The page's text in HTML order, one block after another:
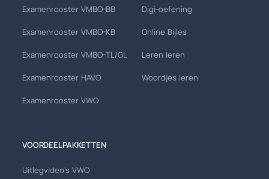
Examenrooster VMBO-BB
Examenrooster VMBO-KB
Examenrooster VMBO-TL/GL
Examenrooster HAVO
Examenrooster VWO
Digi-oefening
Online Bijles
Leren leren
Woordjes leren
VOORDEELPAKKETTEN
Uitlegvideo's VWO